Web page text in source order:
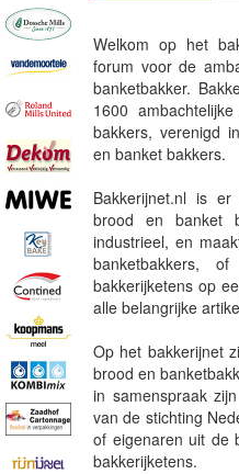
Welkom op het
forum voor de
banketbakker.
1600
bakkers, verenigd
en banket bakkers.
Bakkerijnet.nl is
brood en banket
industrieel, en
banketbakkers,
bakkerijketens op
alle belangrijke
Op het bakkerijnet
brood en
in samenspraak
van de stichting
of eigenaren uit de
bakkerijketens.